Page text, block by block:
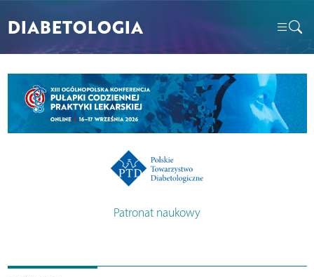
DIABETOLOGIA
Patronat naukowy